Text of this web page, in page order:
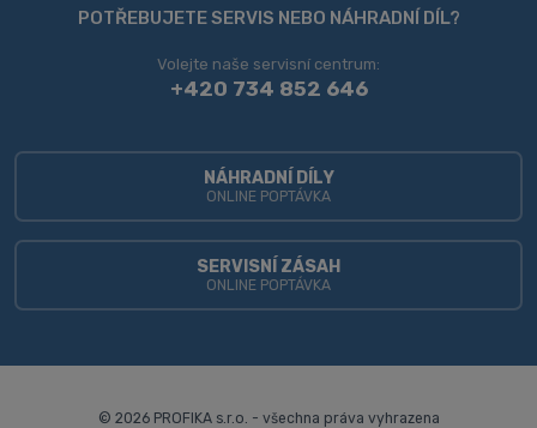
se
POTŘEBUJETE SERVIS NEBO NÁHRADNÍ DÍL?
Volejte naše servisní centrum:
+420 734 852 646
NÁHRADNÍ DÍLY
ONLINE POPTÁVKA
SERVISNÍ ZÁSAH
ONLINE POPTÁVKA
© 2026 PROFIKA s.r.o. - všechna práva vyhrazena